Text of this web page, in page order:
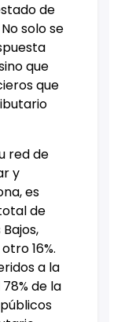
de
solo se
que
que
red de
y
es
de
16%.
a la
de la